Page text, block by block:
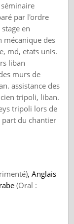
par l'ordre
en
mécanique des
md, etats unis.
liban
murs de
assistance des
tripoli, liban.
tripoli lors de
part du chantier
, Anglais
(Oral :